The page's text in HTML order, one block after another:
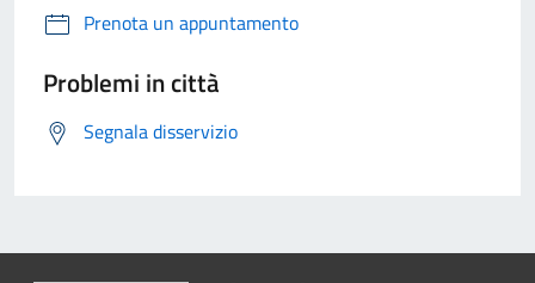
Prenota un appuntamento
Problemi in città
Segnala disservizio